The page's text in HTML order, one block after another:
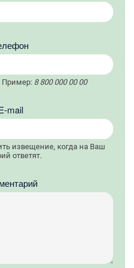
Пример: 8 800 000 00 00
mail
извещение, когда на Ваш
ответят.